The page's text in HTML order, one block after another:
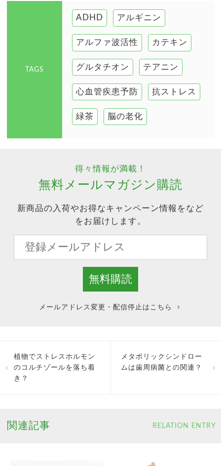
TAGS
ADHD アルギニン
アルファ波活性 カテキン
グルタチオン テアニン
心血管疾患予防 抗ストレス
緑茶 脳の老化
得々情報が満載！
無料メールマガジン購読
新商品の入荷やお得なキャンペーン情報をなど
をお届けします。
メールアドレス変更・配信停止はこちら
植物でストレスホルモン
のコルチゾールを落ち着
き？
メタボリックシンドロー
ムは歯周病菌との関連？
関連記事 RELATION ENTRY